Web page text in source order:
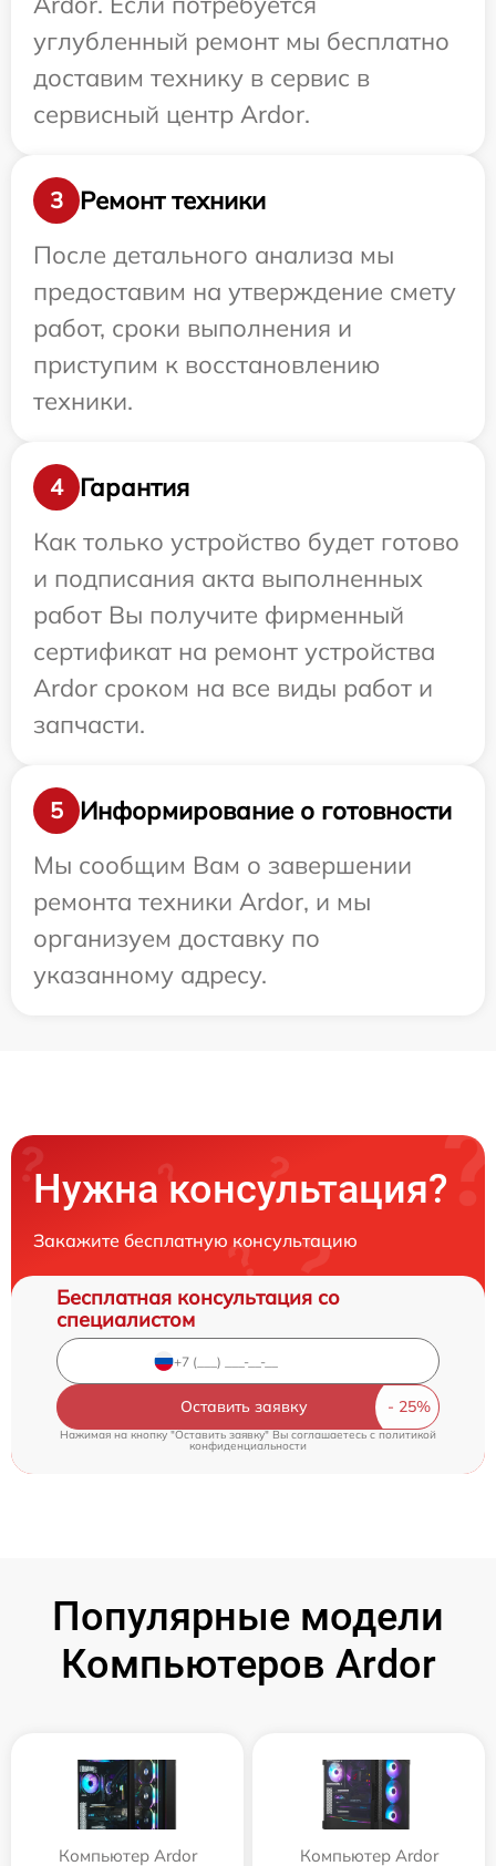
углубленный ремонт мы бесплатно
доставим технику в сервис в
сервисный центр Ardor.
3
Ремонт техники
После детального анализа мы
предоставим на утверждение смету
работ, сроки выполнения и
приступим к восстановлению
техники.
4
Гарантия
Как только устройство будет готово
и подписания акта выполненных
работ Вы получите фирменный
сертификат на ремонт устройства
Ardor сроком на все виды работ и
запчасти.
5
Информирование о готовности
Мы сообщим Вам о завершении
ремонта техники Ardor, и мы
организуем доставку по
указанному адресу.
Нужна консультация?
Закажите бесплатную консультацию
Бесплатная консультация со
специалистом
Оставить заявку
Нажимая на кнопку "Оставить заявку" Вы соглашаетесь cполитикой
конфиденциальности
Популярные модели
Компьютеров Ardor
Компьютер Ardor
Компьютер Ardor